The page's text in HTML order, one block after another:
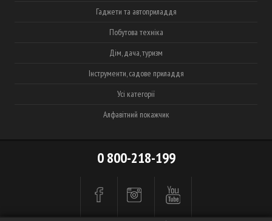
Гаджети та автоприладдя
Побутова техніка
Дім, дача, туризм
Інструменти, садове приладдя
Усі категорії
Алфавітний покажчик
0 800-218-199